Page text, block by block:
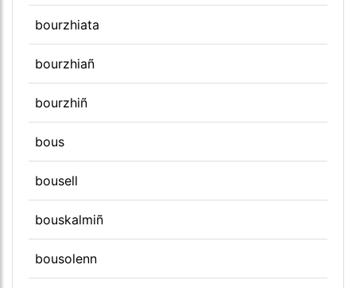
bourzhiata
bourzhiañ
bourzhiñ
bous
bousell
bouskalmiñ
bousolenn